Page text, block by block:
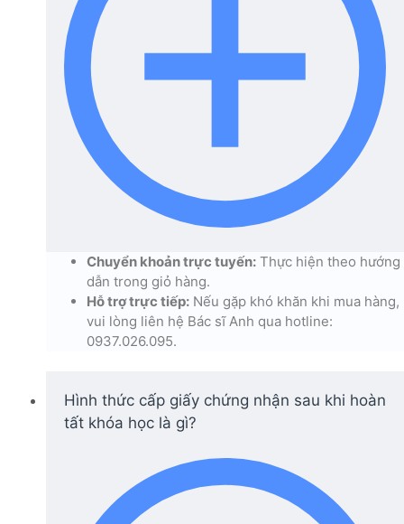
Chuyển khoản trực tuyến: Thực hiện theo hướng
dẫn trong giỏ hàng.
Hỗ trợ trực tiếp: Nếu gặp khó khăn khi mua hàng,
vui lòng liên hệ Bác sĩ Anh qua hotline:
0937.026.095.
Hình thức cấp giấy chứng nhận sau khi hoàn
tất khóa học là gì?